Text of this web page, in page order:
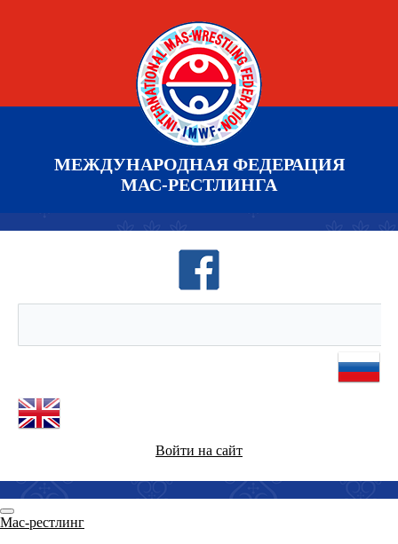
МЕЖДУНАРОДНАЯ ФЕДЕРАЦИЯ
МАС-РЕСТЛИНГА
Войти на сайт
Мас-рестлинг